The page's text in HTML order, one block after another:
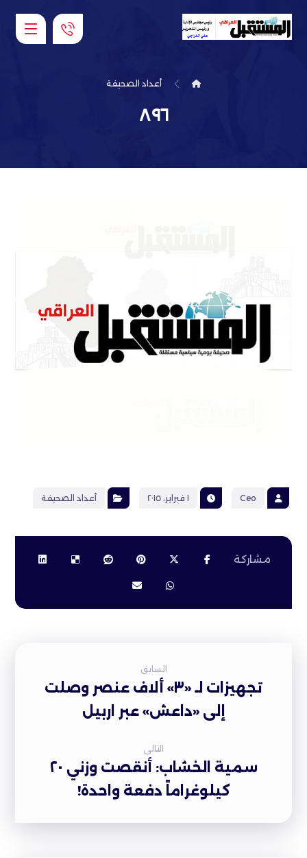
أعداد الصحيفة
٨٩٦
Ceo ١ فبراير، ٢٠١٥ أعداد الصحيفة
السابق
تجهيزات لـ «٣» ألاف عنصر وصلت
إلى «داعش» عبر اربيل
التالى
سمية الخشاب: أنقصت وزني ٢٠
كيلوغراماً دفعة واحدة!